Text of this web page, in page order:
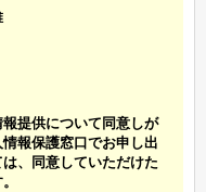
提供について同意しが
報保護窓口でお申し出
、同意していただけた
。